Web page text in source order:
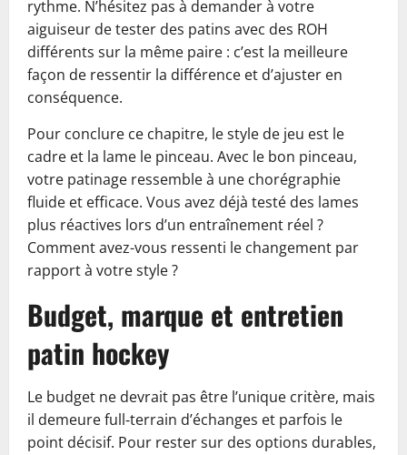
rythme. N’hésitez pas à demander à votre
aiguiseur de tester des patins avec des ROH
différents sur la même paire : c’est la meilleure
façon de ressentir la différence et d’ajuster en
conséquence.
Pour conclure ce chapitre, le style de jeu est le
cadre et la lame le pinceau. Avec le bon pinceau,
votre patinage ressemble à une chorégraphie
fluide et efficace. Vous avez déjà testé des lames
plus réactives lors d’un entraînement réel ?
Comment avez-vous ressenti le changement par
rapport à votre style ?
Budget, marque et entretien
patin hockey
Le budget ne devrait pas être l’unique critère, mais
il demeure full‑terrain d’échanges et parfois le
point décisif. Pour rester sur des options durables,